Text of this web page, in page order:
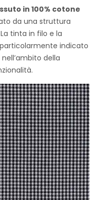
in 100% cotone
da una struttura
tinta in filo e la
indicato
della